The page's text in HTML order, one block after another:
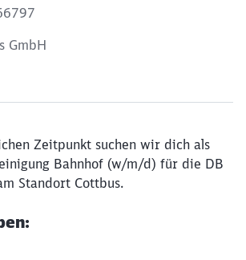
GmbH
Zeitpunkt suchen wir dich als
Bahnhof (w/m/d) für die DB
Standort Cottbus.